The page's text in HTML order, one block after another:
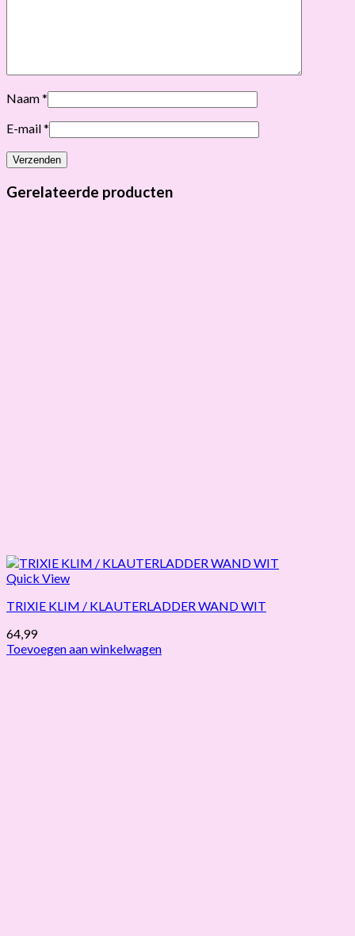
Naam*
E-mail*
Gerelateerde producten
Quick View
TRIXIE KLIM / KLAUTERLADDER WAND WIT
64,99
Toevoegen aan winkelwagen